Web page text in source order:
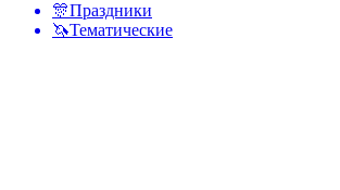
🎊Праздники
🦄Тематические